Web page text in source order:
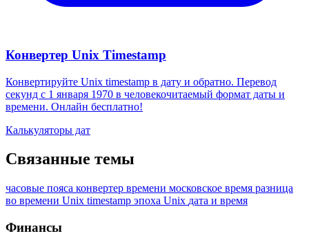
Конвертер Unix Timestamp
Конвертируйте Unix timestamp в дату и обратно. Перевод
секунд с 1 января 1970 в человекочитаемый формат даты и
времени. Онлайн бесплатно!
Калькуляторы дат
Связанные темы
часовые пояса конвертер времени московское время разница
во времени Unix timestamp эпоха Unix дата и время
Финансы